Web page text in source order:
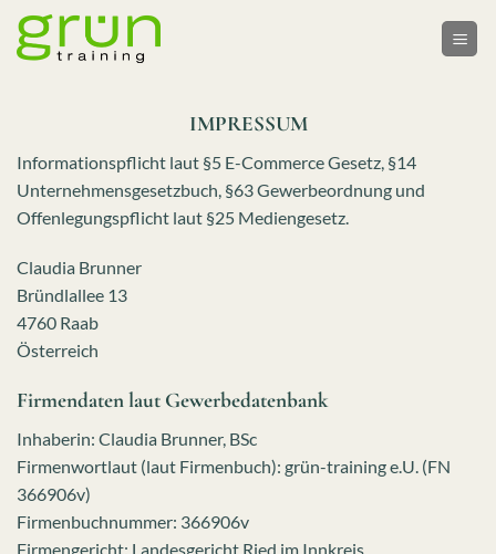
Skip
content
IMPRESSUM
Informationspflicht laut §5 E-Commerce Gesetz, §14
Unternehmensgesetzbuch, §63 Gewerbeordnung und
Offenlegungspflicht laut §25 Mediengesetz.
Claudia Brunner
Bründlallee 13
4760 Raab
Österreich
Firmendaten laut Gewerbedatenbank
Inhaberin: Claudia Brunner, BSc
Firmenwortlaut (laut Firmenbuch): grün-training e.U. (FN
366906v)
Firmenbuchnummer: 366906v
Firmengericht: Landesgericht Ried im Innkreis